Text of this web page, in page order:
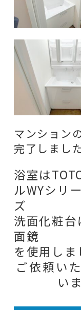
マンション
完了しまし
浴室は
ルWYシリ
ズ
洗面化粧台
面鏡
を使用し
ご依頼い
い